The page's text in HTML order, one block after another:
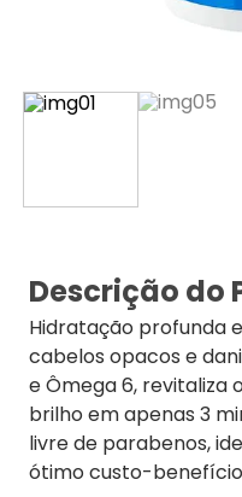
Descrição do
Hidratação profunda
cabelos opacos e
e Ômega 6, revitaliza
brilho em apenas 3
livre de parabenos,
ótimo custo-